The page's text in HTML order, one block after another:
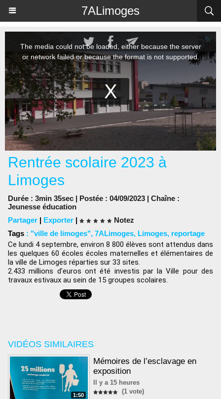
7ALimoges
VIDÉOS SIMILAIRES
1:50
Mémoires de l’esclavage en
exposition
Il y a 15 heures
(1 vote)
Rentrée scolaire 2023 à
Limoges
Durée : 3min 35sec | Postée : 04/09/2023 | Chaîne :
Jeunesse éducation
Partager | Exporter |
Notez
Tags : "ville de limoges", 7ALimoges, Limoges, reportage
Ce lundi 4 septembre, environ 8 800 élèves sont attendus dans
les quelques 60 écoles écoles maternelles et élémentaires de
la ville de Limoges réparties sur 33 sites.
2.433 millions d’euros ont été investis par la Ville pour des
travaux estivaux au sein de 15 groupes scolaires.